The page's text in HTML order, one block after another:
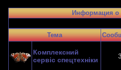
Информация о
Тема
Комплексний
сервіс спецтехніки
3